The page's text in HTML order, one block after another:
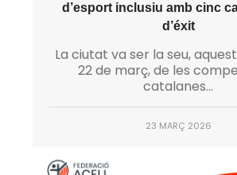
d’esport inclusiu amb cinc
d’éxit
La ciutat va ser la seu,
22 de març, de les
catalanes...
23 MARÇ 2026